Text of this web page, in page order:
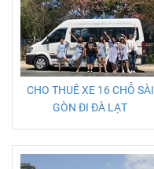
CHO THUÊ XE 16 CHỖ SÀI
GÒN ĐI ĐÀ LẠT